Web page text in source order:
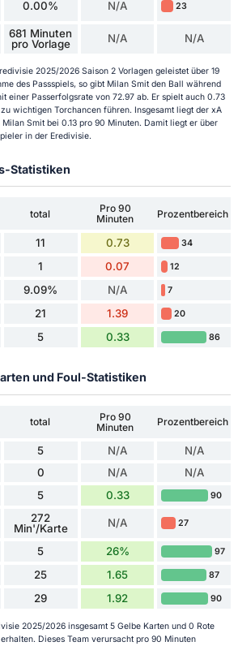
0.00% N/A 23
681 Minuten
pro Vorlage
N/A N/A
2025/2026 Saison 2 Vorlagen geleistet über 19
des Passspiels, so gibt Milan Smit den Ball während
einer Passerfolgsrate von 72.97 ab. Er spielt auch 0.73
wichtigen Torchancen führen. Insgesamt liegt der xA
Milan Smit bei 0.13 pro 90 Minuten. Damit liegt er über
in der Eredivisie.
Statistiken
total
Pro 90
Minuten
Prozentbereich
11 0.73 34
1 0.07 12
9.09% N/A 7
21 1.39 20
5 0.33 86
und Foul-Statistiken
total
Pro 90
Minuten
Prozentbereich
5 N/A N/A
0 N/A N/A
5 0.33 90
272
Min'/Karte
N/A 27
5 26% 97
25 1.65 87
29 1.92 90
2025/2026 insgesamt 5 Gelbe Karten und 0 Rote
Dieses Team verursacht pro 90 Minuten